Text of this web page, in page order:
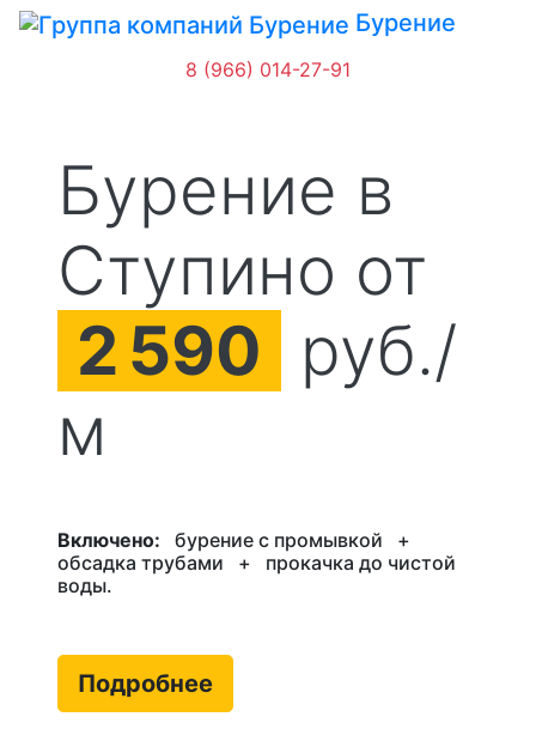
Бурение
8 (966) 014-27-91
Бурение в
Ступино от
2590 руб./
м
Включено: бурение с промывкой
+
обсадка трубами
+
прокачка до чистой
воды.
Подробнее